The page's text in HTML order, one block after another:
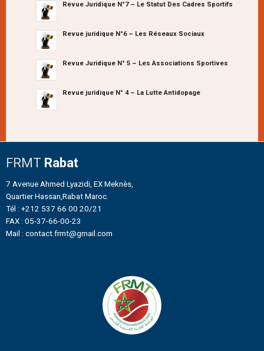
Revue Juridique N°7 – Le Statut Des Cadres Sportifs
Revue juridique N°6 – Les Réseaux Sociaux
Revue Juridique N° 5 – Les Associations Sportives
Revue juridique N° 4 – La Lutte Antidopage
FRMT Rabat
7 Avenue Ahmed Lyazidi, EX Meknès,
Quartier Hassan,Rabat Maroc.
Tél : +212 537 66 00 20/21
FAX : 05-37-66-00-23
Mail : contact.frmt@gmail.com